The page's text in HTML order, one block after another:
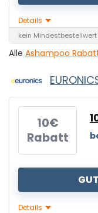
Details
kein Mindestbestellwert
Alle Ashampoo
10€
Rabatt
Details